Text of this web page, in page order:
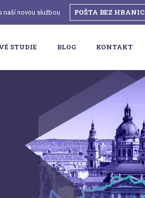
naší novou službou POŠTA BEZ HRANIC
STUDIE BLOG KONTAKT